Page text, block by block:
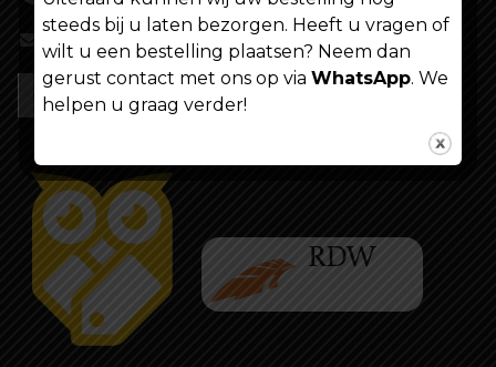
info@shoppenvooriedereen.nl
steeds bij u laten bezorgen. Heeft u vragen of
wilt u een bestelling plaatsen? Neem dan
gerust contact met ons op via WhatsApp. We
helpen u graag verder!